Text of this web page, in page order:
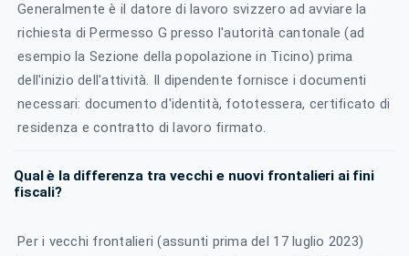
Generalmente è il datore di lavoro svizzero ad avviare la
richiesta di Permesso G presso l'autorità cantonale (ad
esempio la Sezione della popolazione in Ticino) prima
dell'inizio dell'attività. Il dipendente fornisce i documenti
necessari: documento d'identità, fototessera, certificato di
residenza e contratto di lavoro firmato.
Qual è la differenza tra vecchi e nuovi frontalieri ai fini
fiscali?
Per i vecchi frontalieri (assunti prima del 17 luglio 2023)